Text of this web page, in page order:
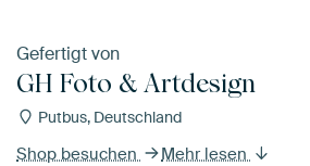
Gefertigt von
GH Foto & Artdesign
Putbus, Deutschland
Shop besuchen Mehr lesen